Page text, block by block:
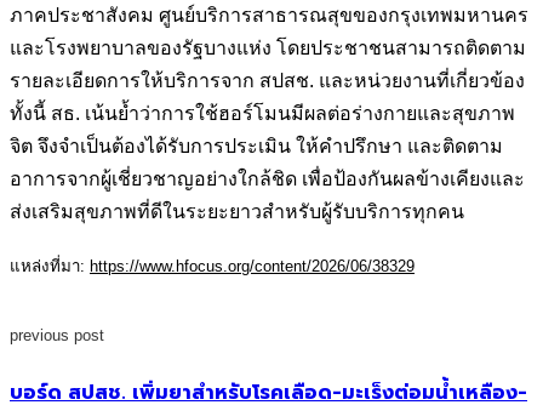
ภาคประชาสังคม ศูนย์บริการสาธารณสุขของกรุงเทพมหานคร
และโรงพยาบาลของรัฐบางแห่ง โดยประชาชนสามารถติดตาม
รายละเอียดการให้บริการจาก สปสช. และหน่วยงานที่เกี่ยวข้อง
ทั้งนี้ สธ. เน้นย้ำว่าการใช้ฮอร์โมนมีผลต่อร่างกายและสุขภาพ
จิต จึงจำเป็นต้องได้รับการประเมิน ให้คำปรึกษา และติดตาม
อาการจากผู้เชี่ยวชาญอย่างใกล้ชิด เพื่อป้องกันผลข้างเคียงและ
ส่งเสริมสุขภาพที่ดีในระยะยาวสำหรับผู้รับบริการทุกคน
แหล่งที่มา: https://www.hfocus.org/content/2026/06/38329
previous post
บอร์ด สปสช. เพิ่มยาสำหรับโรคเลือด-มะเร็งต่อมน้ำเหลือง-